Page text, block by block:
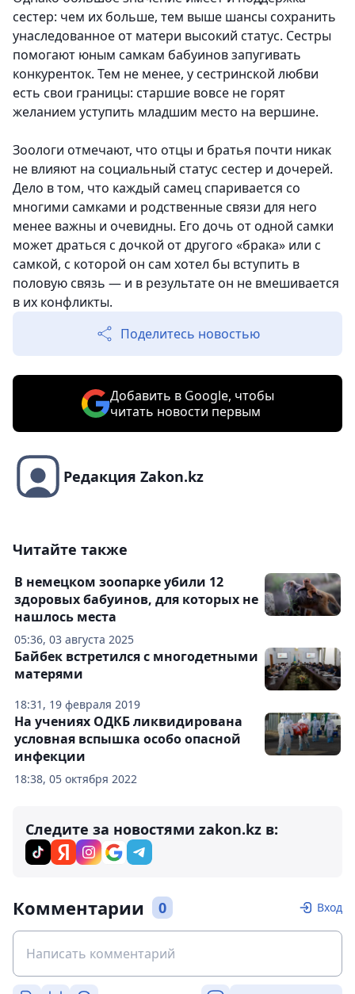
сестер: чем их больше, тем выше шансы сохранить
унаследованное от матери высокий статус. Сестры
помогают юным самкам бабуинов запугивать
конкуренток. Тем не менее, у сестринской любви
есть свои границы: старшие вовсе не горят
желанием уступить младшим место на вершине.
Зоологи отмечают, что отцы и братья почти никак
не влияют на социальный статус сестер и дочерей.
Дело в том, что каждый самец спаривается со
многими самками и родственные связи для него
менее важны и очевидны. Его дочь от одной самки
может драться с дочкой от другого «брака» или с
самкой, с которой он сам хотел бы вступить в
половую связь — и в результате он не вмешивается
в их конфликты.
Поделитесь новостью
Добавить в Google, чтобы
читать новости первым
Редакция Zakon.kz
Читайте также
05:36, 03 августа 2025
В немецком зоопарке убили 12
здоровых бабуинов, для которых не
нашлось места
18:31, 19 февраля 2019
Байбек встретился с многодетными
матерями
18:38, 05 октября 2022
На учениях ОДКБ ликвидирована
условная вспышка особо опасной
инфекции
Следите за новостями zakon.kz в:
Комментарии 0 Вход